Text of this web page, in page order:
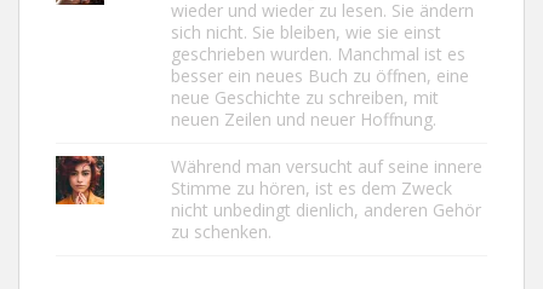
wieder und wieder zu lesen. Sie ändern
sich nicht. Sie bleiben, wie sie einst
geschrieben wurden. Manchmal ist es
besser ein neues Buch zu öffnen, eine
neue Geschichte zu schreiben, mit
neuen Zeilen und neuer Hoffnung.
Während man versucht auf seine innere
Stimme zu hören, ist es dem Zweck
nicht unbedingt dienlich, anderen Gehör
zu schenken.